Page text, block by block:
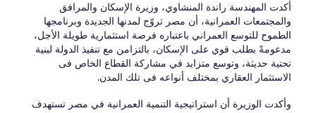
أكدت المهندسة راندة المنشاوي، وزيرة الإسكان والمرافق
والمجتمعات العمرانية، أن مصر تروّج لمدنها الجديدة وبرنامجها
الطموح للتوسع العمراني باعتباره فرصة استثمارية طويلة الأجل،
مدعومةً بطلب قوي على الإسكان، بالتزامن مع تنفيذ الدولة لبنية
تحتية حديثة، وتوسع متزايد في مشاركة القطاع الخاص فى
الاستثمار العقاري بمختلف أنواعه فى تلك المدن.
وأكدت الوزيرة أن استراتيجية التنمية العمرانية في مصر تستهدف